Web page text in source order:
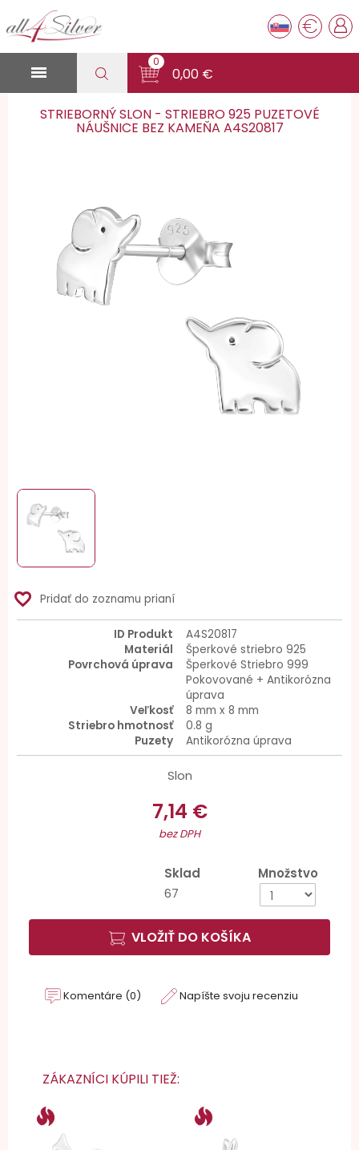
€

0
0,00 €
STRIEBORNÝ SLON - STRIEBRO 925 PUZETOVÉ
NÁUŠNICE BEZ KAMEŇA A4S20817
favorite_border Pridať do zoznamu prianí
ID Produkt
A4S20817
Materiál
Šperkové striebro 925
Povrchová úprava
Šperkové Striebro 999
Pokovované + Antikorózna
úprava
Veľkosť
8 mm x 8 mm
Striebro hmotnosť
0.8 g
Puzety
Antikorózna úprava
Slon
7,14 €
bez DPH
Sklad
67
Množstvo
VLOŽIŤ DO KOŠÍKA
Komentáre (0) Napíšte svoju recenziu
ZÁKAZNÍCI KÚPILI TIEŽ: